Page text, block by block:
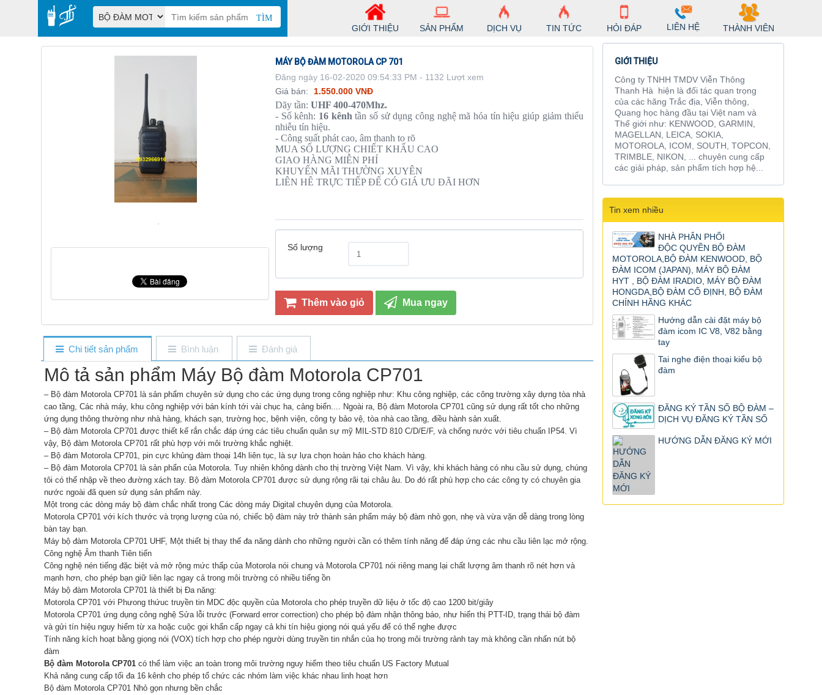
GIỚI THIỆU SẢN PHẨM DỊCH VỤ TIN TỨC HỎI ĐÁP LIÊN HỆ THÀNH VIÊN
MÁY BỘ ĐÀM MOTOROLA CP 701
Đăng ngày 16-02-2020 09:54:33 PM - 1132 Lượt xem
Giá bán:
1.550.000 VNĐ
Dãy tần: UHF 400-470Mhz.
- Số kênh: 16 kênh tần số sử dụng công nghệ mã hóa tín hiệu giúp giảm thiểu
nhiễu tín hiệu.
- Công suất phát cao, âm thanh to rõ
MUA SỐ LƯỢNG CHIẾT KHẤU CAO
GIAO HÀNG MIỄN PHÍ
KHUYẾN MÃI THƯỜNG XUYÊN
LIÊN HÊ TRỰC TIẾP ĐỂ CÓ GIÁ ƯU ĐÃI HƠN
Số lượng
Thêm vào giỏ Mua ngay
Chi tiết sản phẩm Bình luận Đánh giá
Mô tả sản phẩm Máy Bộ đàm Motorola CP701
– Bộ đàm Motorola CP701 là sản phẩm chuyên sử dụng cho các ứng dụng trong công nghiệp như: Khu công nghiệp, các công trường xây dựng tòa nhà
cao tầng, Các nhà máy, khu công nghiệp với bán kính tới vài chục ha, cảng biển.... Ngoài ra, Bộ đàm Motorola CP701 cũng sử dụng rất tốt cho những
ứng dụng thông thường như nhà hàng, khách sạn, trường học, bệnh viện, công ty bảo vệ, tòa nhà cao tầng, điều hành sản xuất.
– Bộ đàm Motorola CP701 được thiết kế rắn chắc đáp ứng các tiêu chuẩn quân sự mỹ MIL-STD 810 C/D/E/F, và chống nước với tiêu chuẩn IP54. Vì
vậy, Bộ đàm Motorola CP701 rất phù hợp với môi trường khắc nghiệt.
– Bộ đàm Motorola CP701, pin cực khủng đàm thoại 14h liên tục, là sự lựa chọn hoàn hảo cho khách hàng.
– Bộ đàm Motorola CP701 là sản phẩn của Motorola. Tuy nhiên không dành cho thị trường Việt Nam. Vì vậy, khi khách hàng có nhu cầu sử dụng, chúng
tôi có thể nhập về theo đường xách tay. Bộ đàm Motorola CP701 được sử dụng rộng rãi tại châu âu. Do đó rất phù hợp cho các công ty có chuyên gia
nước ngoài đã quen sử dụng sản phẩm này.
Một trong các dòng máy bộ đàm chắc nhất trong Các dòng máy Digital chuyên dụng của Motorola.
Motorola CP701 với kích thước và trọng lượng của nó, chiếc bộ đàm này trở thành sản phẩm máy bộ đàm nhỏ gọn, nhẹ và vừa vặn dễ dàng trong lòng
bàn tay bạn.
Máy bộ đàm Motorola CP701 UHF, Một thiết bị thay thế đa năng dành cho những người cần có thêm tính năng để đáp ứng các nhu cầu liên lạc mở rộng.
Công nghệ Âm thanh Tiên tiến
Công nghệ nén tiếng đặc biệt và mở rộng mức thấp của Motorola nói chung và Motorola CP701 nói riêng mang lại chất lượng âm thanh rõ nét hơn và
mạnh hơn, cho phép bạn giữ liên lạc ngay cả trong môi trường có nhiều tiếng ồn
Máy bộ đàm Motorola CP701 là thiết bị Đa năng:
Motorola CP701 với Phưong thứuc truyền tin MDC độc quyền của Motorola cho phép truyền dữ liệu ở tốc độ cao 1200 bit/giây
Motorola CP701 ứng dụng công nghệ Sửa lỗi trước (Forward error correction) cho phép bộ đàm nhận thông báo, như hiển thị PTT-ID, trạng thái bộ đàm
và gửi tín hiệu nguy hiểm từ xa hoặc cuộc gọi khẩn cấp ngay cả khi tín hiệu giọng nói quá yếu để có thể nghe được
Tính năng kích hoạt bằng giọng nói (VOX) tích hợp cho phép người dùng truyền tin nhắn của họ trong môi trường rảnh tay mà không cần nhấn nút bộ
đàm
Bộ đàm Motorola CP701 có thể làm việc an toàn trong môi trường nguy hiểm theo tiêu chuẩn US Factory Mutual
Khả năng cung cấp tối đa 16 kênh cho phép tổ chức các nhóm làm việc khác nhau linh hoạt hơn
Bộ đàm Motorola CP701 Nhỏ gọn nhưng bền chắc
GIỚI THIỆU
Công ty TNHH TMDV Viễn Thông
Thanh Hà hiện là đối tác quan trọng
của các hãng Trắc địa, Viễn thông,
Quang học hàng đầu tại Việt nam và
Thế giới như: KENWOOD, GARMIN,
MAGELLAN, LEICA, SOKIA,
MOTOROLA, ICOM, SOUTH, TOPCON,
TRIMBLE, NIKON, ... chuyên cung cấp
các giải pháp, sản phẩm tích hợp hệ...
Tin xem nhiều
NHÀ PHÂN PHỐI
ĐỘC QUYỀN BỘ ĐÀM
MOTOROLA,BỘ ĐÀM KENWOOD, BỘ
ĐÀM ICOM (JAPAN), MÁY BỘ ĐÀM
HYT , BỘ ĐÀM IRADIO, MÁY BỘ ĐÀM
HONGDA,BỘ ĐÀM CỐ ĐỊNH, BỘ ĐÀM
CHÍNH HÃNG KHÁC
Hướng dẫn cài đặt máy bộ
đàm icom IC V8, V82 bằng
tay
Tai nghe điện thoại kiểu bộ
đàm
ĐĂNG KÝ TẦN SỐ BỘ ĐÀM –
DỊCH VỤ ĐĂNG KÝ TẦN SỐ
HƯỚNG DẪN ĐĂNG KÝ MỚI